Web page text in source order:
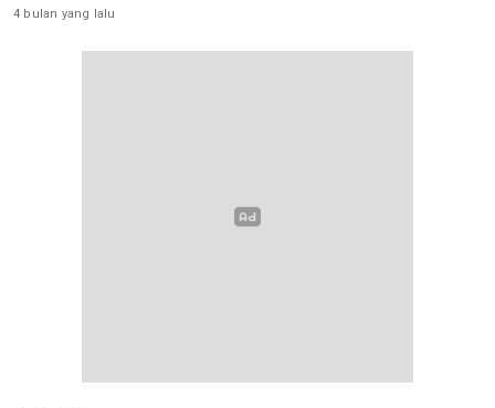
4 bulan yang lalu